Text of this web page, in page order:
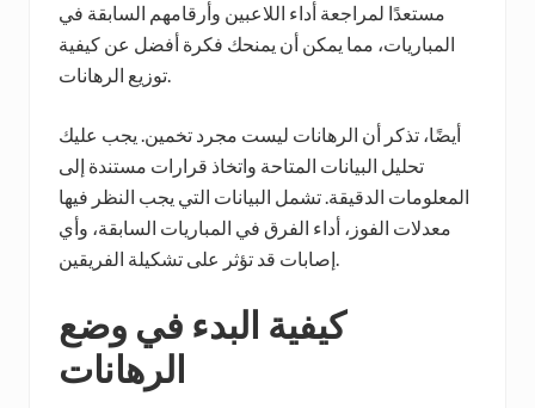
مستعدًا لمراجعة أداء اللاعبين وأرقامهم السابقة في
المباريات، مما يمكن أن يمنحك فكرة أفضل عن كيفية
توزيع الرهانات.
أيضًا، تذكر أن الرهانات ليست مجرد تخمين. يجب عليك
تحليل البيانات المتاحة واتخاذ قرارات مستندة إلى
المعلومات الدقيقة. تشمل البيانات التي يجب النظر فيها
معدلات الفوز، أداء الفرق في المباريات السابقة، وأي
إصابات قد تؤثر على تشكيلة الفريقين.
كيفية البدء في وضع
الرهانات